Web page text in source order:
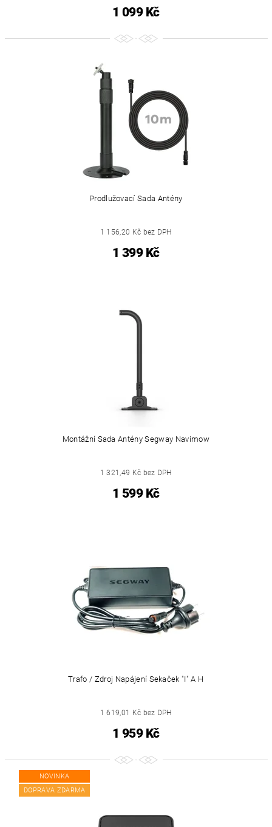
1 099 Kč
Prodlužovací Sada Antény
1 156,20 Kč bez DPH
1 399 Kč
Montážní Sada Antény Segway Navimow
1 321,49 Kč bez DPH
1 599 Kč
Trafo / Zdroj Napájení Sekaček "i" A H
1 619,01 Kč bez DPH
1 959 Kč
NOVINKA
DOPRAVA ZDARMA